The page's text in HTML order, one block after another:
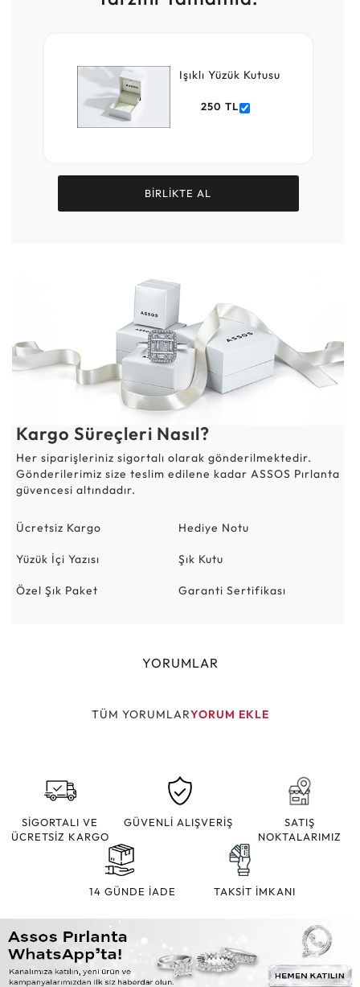
Işıklı Yüzük Kutusu
250 TL
BİRLİKTE AL
Kargo Süreçleri Nasıl?
Her siparişleriniz sigortalı olarak gönderilmektedir.
Gönderilerimiz size teslim edilene kadar ASSOS Pırlanta
güvencesi altındadır.
Ücretsiz Kargo Hediye Notu
Yüzük İçi Yazısı Şık Kutu
Özel Şık Paket Garanti Sertifikası
YORUMLAR
TÜM YORUMLARYORUM EKLE
SİGORTALI VE
ÜCRETSİZ KARGO
GÜVENLİ ALIŞVERİŞ
SATIŞ
NOKTALARIMIZ
14 GÜNDE İADE TAKSİT İMKANI